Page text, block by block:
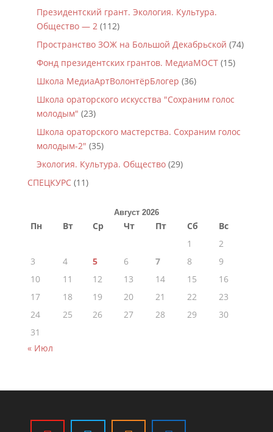
Президентский грант. Экология. Культура.
Общество — 2(112)
Пространство ЗОЖ на Большой Декабрьской (74)
Фонд президентских грантов. МедиаМОСТ(15)
Школа МедиаАртВолонтёрБлогер (36)
Школа ораторского искусства "Сохраним голос
молодым" (23)
Школа ораторского мастерства. Сохраним голос
молодым-2" (35)
Экология. Культура. Общество(29)
СПЕЦКУРС(11)
Август 2026
Пн Вт Ср Чт Пт Сб
Вс
1
2
3
4 5 6 7 8
9
10
11 12 13 14 15
16
17
18 19 20 21 22
23
24
25 26 27 28 29
30
31
« Июл